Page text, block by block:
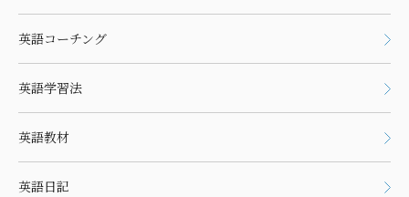
英語コーチング
英語学習法
英語教材
英語日記